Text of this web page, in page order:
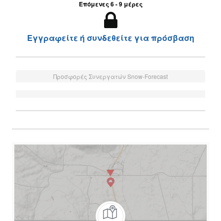
Επόμενες 6 - 9 μέρες
Εγγραφείτε ή συνδεθείτε για πρόσβαση
Προσφορές Συνεργατών Snow-Forecast